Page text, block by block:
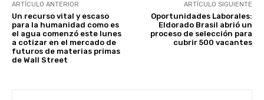
ARTÍCULO ANTERIOR
Un recurso vital y escaso
para la humanidad como es
el agua comenzó este lunes
a cotizar en el mercado de
futuros de materias primas
de Wall Street
ARTÍCULO SIGUIENTE
Oportunidades Laborales:
Eldorado Brasil abrió un
proceso de selección para
cubrir 500 vacantes